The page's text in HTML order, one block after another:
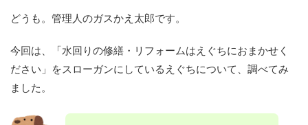
どうも。管理人のガスかえ太郎です。
今回は、「水回りの修繕・リフォームはえぐちにおまかせく
ださい」をスローガンにしているえぐちについて、調べてみ
ました。